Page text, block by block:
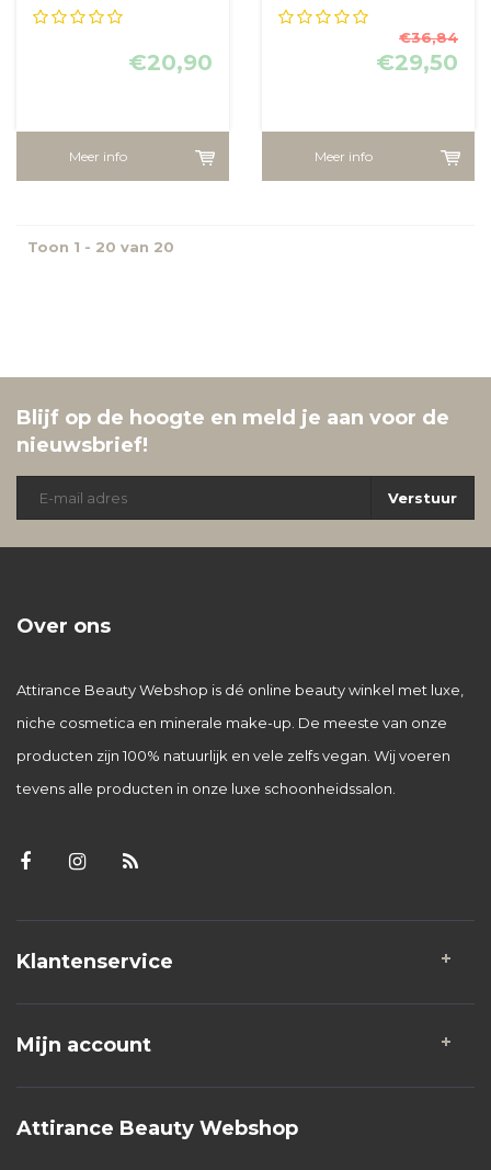
Tinted Face
€20,90
Meer info
SPF30 - LakShmi
€36,84
€29,50
Meer info
Toon 1 - 20 van 20
Blijf op de hoogte en meld je aan voor de
nieuwsbrief!
Verstuur
Over ons
Attirance Beauty Webshop is dé online beauty winkel met luxe,
niche cosmetica en minerale make-up. De meeste van onze
producten zijn 100% natuurlijk en vele zelfs vegan. Wij voeren
tevens alle producten in onze luxe schoonheidssalon.
Klantenservice
Mijn account
Attirance Beauty Webshop